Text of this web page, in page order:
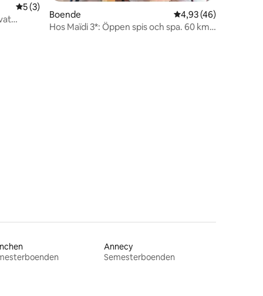
5 av 5 i genomsnittligt betyg, 3 omdömen
5 (3)
Boende 4,93 av 5 i
4,93 (46)
Hos Maïdi 3*: Öppen spis och spa. 60 km
Annecy
Semesterboenden